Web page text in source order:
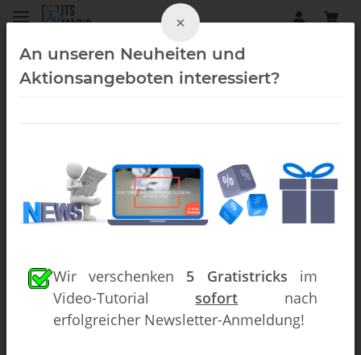
Sonderposten
×
An unseren Neuheiten und
Aktionsangeboten interessiert?
Wir verschenken 5 Gratistricks im
Video-Tutorial sofort nach
erfolgreicher Newsletter-Anmeldung!